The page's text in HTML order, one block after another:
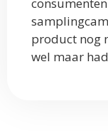
product nog
wel maar